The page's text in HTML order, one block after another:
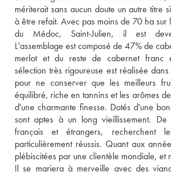
mériterait sans aucun doute un autre titre
à être refait. Avec pas moins de 70 ha sur
du Médoc, Saint-Julien, il est
L'assemblage est composé de 47% de
merlot et du reste de cabernet franc
sélection très rigoureuse est réalisée
pour ne conserver que les meilleurs
équilibré, riche en tannins et les arômes
d'une charmante finesse. Dotés d'une
sont aptes à un long vieillissement. De
français et étrangers, recherchent
particulièrement réussis. Quant aux
plébiscitées par une clientèle mondiale, et
Il se mariera à merveille avec des